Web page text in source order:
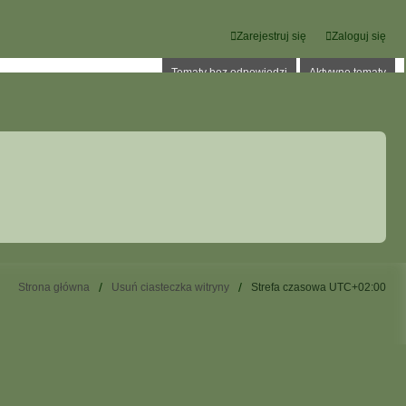
Zaloguj się
Zarejestruj się
Tematy bez odpowiedzi Aktywne tematy
Strona główna Usuń ciasteczka witryny Strefa czasowa UTC+02:00